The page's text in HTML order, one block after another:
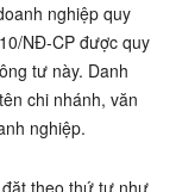
nghiệp quy
NĐ-CP được quy
tư này. Danh
chi nhánh, văn
nghiệp.
theo thứ tự như